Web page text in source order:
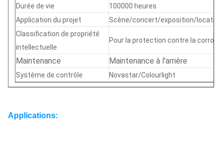
Durée de vie
100000 heures
Application du projet
Scène/concert/exposition/location
Classification de propriété
intellectuelle
Pour la protection contre la
Maintenance Maintenance à l'arrière
Système de contrôle Novastar/Colourlight
Applications: